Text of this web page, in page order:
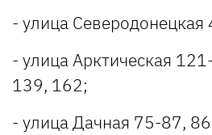
- улица Северодонецкая
- улица Арктическая
139, 162;
- улица Дачная 75-87,